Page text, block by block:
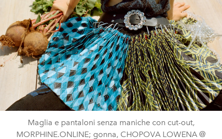
Maglia e pantaloni senza maniche con cut-out,
MORPHINE.ONLINE; gonna, CHOPOVA LOWENA @